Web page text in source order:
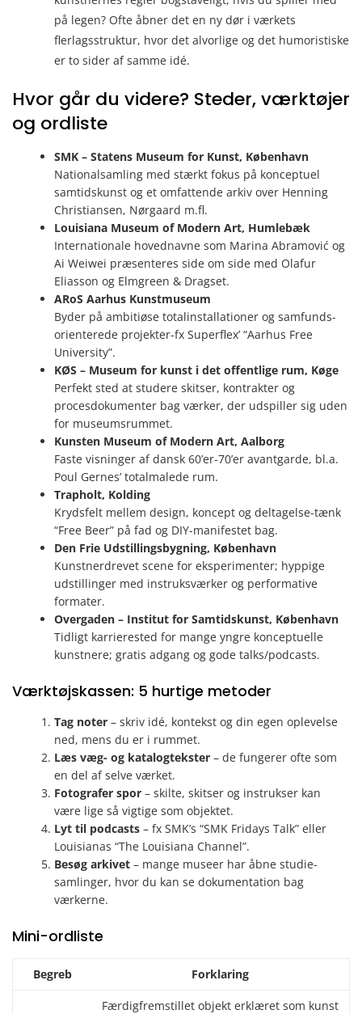
på legen? Ofte åbner det en ny dør i værkets
flerlagsstruktur, hvor det alvorlige og det humoristiske
er to sider af samme idé.
Hvor går du videre? Steder, værktøjer
og ordliste
SMK – Statens Museum for Kunst, København
National­samling med stærkt fokus på konceptuel
samtidskunst og et omfattende arkiv over Henning
Christiansen, Nørgaard m.fl.
Louisiana Museum of Modern Art, Humlebæk
Internationale hovednavne som Marina Abramović og
Ai Weiwei præsenteres side om side med Olafur
Eliasson og Elmgreen & Dragset.
ARoS Aarhus Kunstmuseum
Byder på ambitiøse totalinstallationer og samfunds­
orienterede projekter-fx Superflex’ “Aarhus Free
University”.
KØS – Museum for kunst i det offentlige rum, Køge
Perfekt sted at studere skitser, kontrakter og
procesdokumenter bag værker, der udspiller sig uden
for museumsrummet.
Kunsten Museum of Modern Art, Aalborg
Faste visninger af dansk 60’er-70’er avantgarde, bl.a.
Poul Gernes’ total­malede rum.
Trapholt, Kolding
Krydsfelt mellem design, koncept og deltagelse-tænk
“Free Beer” på fad og DIY-manifestet bag.
Den Frie Udstillingsbygning, København
Kunstnerdrevet scene for eksperimenter; hyppige
udstillinger med instruksværker og performative
formater.
Overgaden – Institut for Samtidskunst, København
Tidligt karriere­sted for mange yngre konceptuelle
kunstnere; gratis adgang og gode talks/podcasts.
Værktøjskassen: 5 hurtige metoder
Tag noter – skriv idé, kontekst og din egen oplevelse
ned, mens du er i rummet.
Læs væg- og katalogtekster – de fungerer ofte som
en del af selve værket.
Fotografer spor – skilte, skitser og instrukser kan
være lige så vigtige som objektet.
Lyt til podcasts – fx SMK’s “SMK Fridays Talk” eller
Louisianas “The Louisiana Channel”.
Besøg arkivet – mange museer har åbne studie­
samlinger, hvor du kan se dokumentation bag
værkerne.
Mini-ordliste
Begreb Forklaring
Færdigfremstillet objekt erklæret som kunst